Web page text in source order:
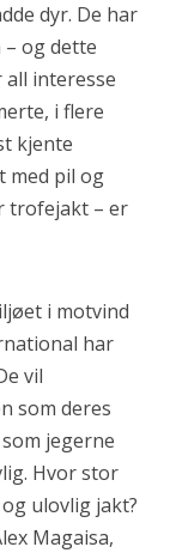
dyr. De har
og dette
interesse
i flere
kjente
med pil og
trofejakt – er
i motvind
har
vil
som deres
jegerne
Hvor stor
ulovlig jakt?
Magaisa,